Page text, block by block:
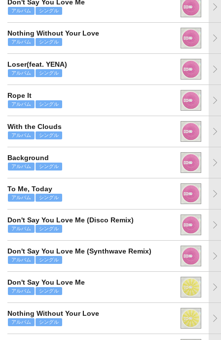
Don't Say You Love Me
アルバム シングル
Nothing Without Your Love
アルバム シングル
Loser(feat. YENA)
アルバム シングル
Rope It
アルバム シングル
With the Clouds
アルバム シングル
Background
アルバム シングル
To Me, Today
アルバム シングル
Don't Say You Love Me (Disco Remix)
アルバム シングル
Don't Say You Love Me (Synthwave Remix)
アルバム シングル
Don't Say You Love Me
アルバム シングル
Nothing Without Your Love
アルバム シングル